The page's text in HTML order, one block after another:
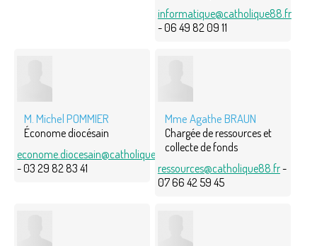
informatique@catholique88.fr
- 06 49 82 09 11
M. Michel POMMIER
Économe diocésain
econome.diocesain@catholique88.fr
- 03 29 82 83 41
Mme Agathe BRAUN
Chargée de ressources et
collecte de fonds
ressources@catholique88.fr-
07 66 42 59 45